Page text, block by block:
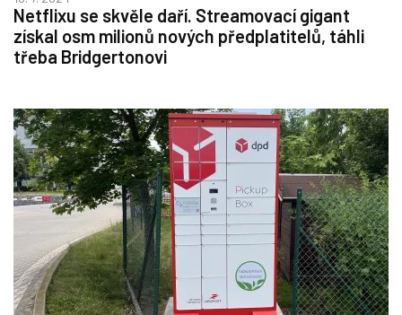
Netflixu se skvěle daří. Streamovací gigant
získal osm milionů nových předplatitelů, táhli
třeba Bridgertonovi